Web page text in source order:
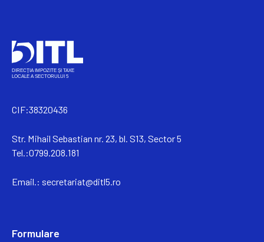
CIF:38320436
Str. Mihail Sebastian nr. 23, bl. S13, Sector 5
Tel.:0799.208.181
Email.: secretariat@ditl5.ro
Formulare